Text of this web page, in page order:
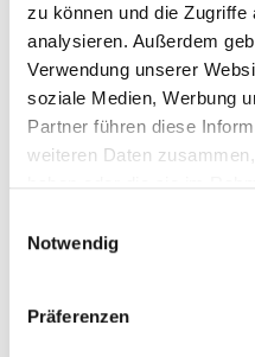
zu können und die
analysieren. Außerdem
Verwendung unserer
soziale Medien, Werbung
Partner führen diese
weiteren Daten
Notwendig
Präferenzen
Haltestelle & Wohnzimmer im
großer Leinwand. Hier lohnt
Mehr erfahren